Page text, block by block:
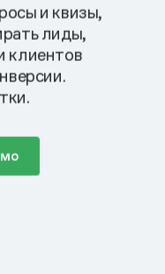
и квизы,
лиды,
клиентов